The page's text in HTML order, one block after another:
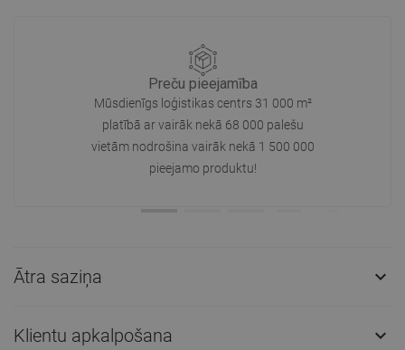
Preču pieejamība
Mūsdienīgs loģistikas centrs 31 000 m²
platībā ar vairāk nekā 68 000 palešu
vietām nodrošina vairāk nekā 1 500 000
pieejamo produktu!
Ātra saziņa 
Klientu apkalpošana 